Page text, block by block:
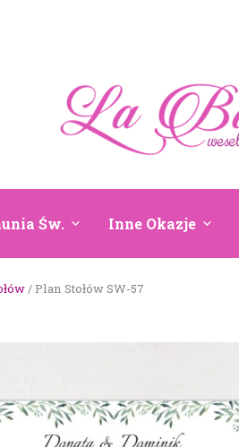
Św. Inne Okazje
/ Plan Stołów SW-57